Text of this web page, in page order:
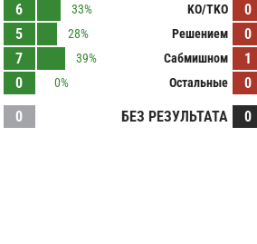
6
33%
5
28%
7
39%
0 0%
KO/TKO 0
Решением
0
Сабмишном
1
Остальные
0
0 БЕЗ РЕЗУЛЬТАТА 0